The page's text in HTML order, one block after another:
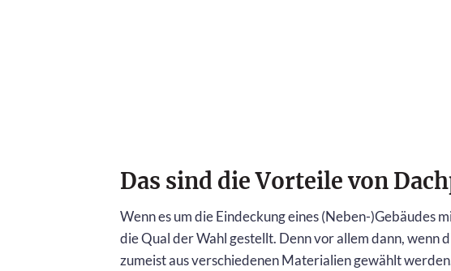
Das sind die Vorteile von
Wenn es um die Eindeckung eines (Neben-)Gebäudes
die Qual der Wahl gestellt. Denn vor allem dann, wenn
zumeist aus verschiedenen Materialien gewählt